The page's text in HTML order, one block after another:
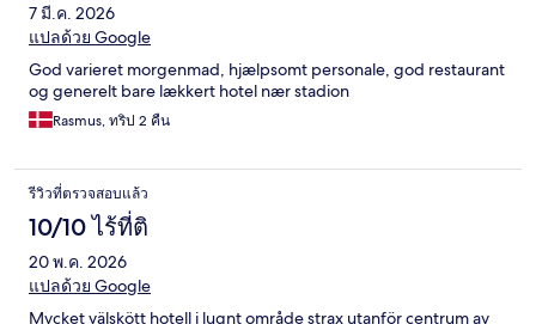
7 มี.ค. 2026
แปลด้วย Google
God varieret morgenmad, hjælpsomt personale, god restaurant
og generelt bare lækkert hotel nær stadion
Rasmus, ทริป 2 คืน
รีวิวที่ตรวจสอบแล้ว
10/10 ไร้ที่ติ
20 พ.ค. 2026
แปลด้วย Google
Mycket välskött hotell i lugnt område strax utanför centrum av